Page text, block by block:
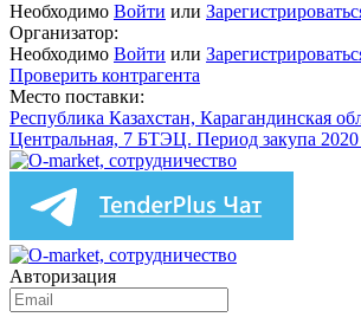
Необходимо Войти или
Организатор:
Необходимо Войти или
Проверить контрагента
Место поставки:
Республика Казахстан, Карагандинская
Центральная, 7 БТЭЦ. Период закупа 2020
Авторизация